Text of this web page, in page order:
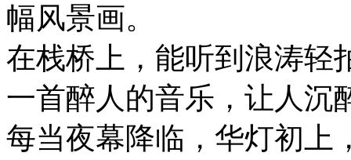
幅风景画。
在栈桥上，能听到浪涛轻
一首醉人的音乐，让人沉
每当夜幕降临，华灯初上